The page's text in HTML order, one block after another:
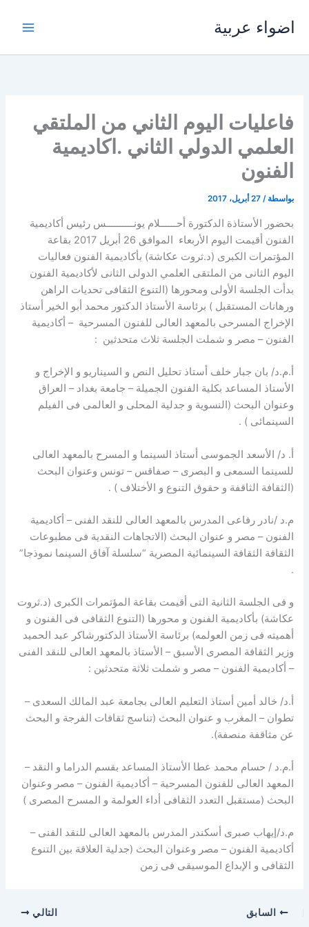
اضواء عربية
فاعليات اليوم الثاني من الملتقي
العلمي الدولي الثاني .اكاديمية
الفنون
بواسطة /27 أبريل، 2017
بحضور الأستاذة الدكتورة أحــــــلام يونــــــــــس رئيس أكاديمية
الفنون أقيمت اليوم الأربعاء الموافق 26 أبريل 2017 بقاعة
المؤتمرات الكبرى (د.ثروت عكاشة) بأكاديمية الفنون فعاليات
اليوم الثانى من الملتقى العلمي الدولى الثانى لأكاديمية الفنون
بدأت الجلسة الأولى ومحورها (التنوع الثقافى تحديات الراهن
ورهانات المستقبل ) برئاسة الأستاذ الدكتور محمد أبو الخير أستاذ
الإخراج المسرحى بالمعهد العالى للفنون المسرحية – أكاديمية
الفنون – مصر و شملت الجلسة ثلاث متحدثين :
أ.م.د/ بان جبار خلف أستاذ تحليل النص و السيناريو و الإخراج و
الأستاذ المساعد بكلية الفنون الجميلة – جامعة بغداد – العراق
وعنوان البحث (النسوية و جدلية المحلى و العالمى فى الفيلم
السينمائى ) .
أ. د/ الأسعد الجموسى أستاذ السينما و المسرح بالمعهد العالى
للسينما السمعى و البصرى – صفاقس – تونس وعنوان البحث
(الثقافة الثاقفة و حقوق التنوع و الأختلاف ) .
م.د /نادر رفاعى المدرس بالمعهد العالى للنقد الفنى – أكاديمية
الفنون – مصر و عنوان البحث (الاتجاهات النقدية فى مطبوعات
الثقافة الثقافة السينمائية المصرية “سلسلة آفاق السينما نموذجا”
.
و فى الجلسة الثانية التى أقيمت بقاعة المؤتمرات الكبرى (د.ثروت
عكاشة) بأكاديمية الفنون و محورها (التنوع الثقافى فى الفنون و
أهميته فى زمن العولمه) برئاسة الأستاذ الدكتورشاكر عبد الحميد
وزير الثقافة المصرى الأسبق – الأستاذ بالمعهد العالى للنقد الفنى
– أكاديمية الفنون – مصر و شملت ثلاثة متحدثين :
أ.د/ خالد أمين أستاذ التعليم العالى بجامعة عبد المالك السعدى –
تطوان – المغرب و عنوان البحث (تناسج ثقافات الفرجة و البحث
عن مثاقفة منصفة).
أ.م.د / حسام محمد عطا الأستاذ المساعد بقسم الدراما و النقد –
المعهد العالى للفنون المسرحية – أكاديمية الفنون – مصر وعنوان
البحث (مستقبل التعدد الثقافى أداء العولمة و المسرح المصرى )
م.د/إيهاب صبرى أسكندر المدرس بالمعهد العالى للنقد الفنى –
أكاديمية الفنون – مصر وعنوان البحث (جدلية العلاقة بين التنوع
الثقافى و الإبداع الموسيقى فى زمن
السابق التالي